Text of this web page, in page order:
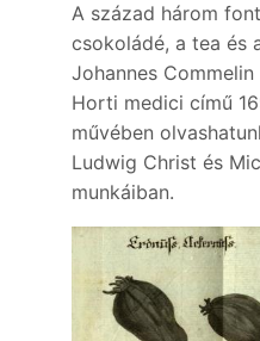
A század három
csokoládé, a tea és
Johannes
Horti medici című
művében
Ludwig Christ és
munkáiban.